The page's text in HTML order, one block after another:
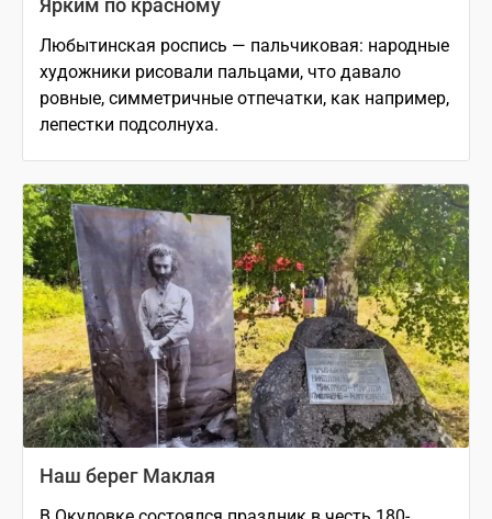
Любытинская роспись — пальчиковая: народные
художники рисовали пальцами, что давало
ровные, симметричные отпечатки, как например,
лепестки подсолнуха.
Наш берег Маклая